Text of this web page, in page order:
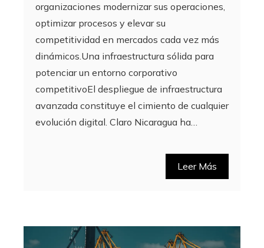
organizaciones modernizar sus operaciones,
optimizar procesos y elevar su
competitividad en mercados cada vez más
dinámicos.Una infraestructura sólida para
potenciar un entorno corporativo
competitivoEl despliegue de infraestructura
avanzada constituye el cimiento de cualquier
evolución digital. Claro Nicaragua ha…
Leer Más